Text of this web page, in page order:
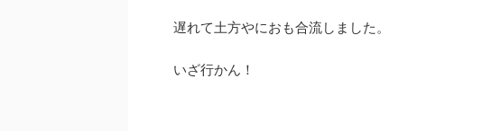
遅れて土方やにおも合流しました。
いざ行かん！